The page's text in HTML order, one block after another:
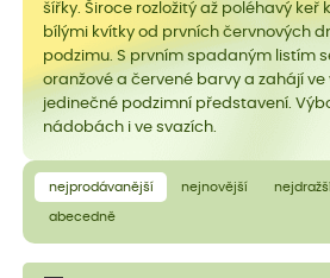
šířky. Široce rozložitý až poléhavý keř
bílými kvítky od prvních červnových
podzimu. S prvním spadaným listím
oranžové a červené barvy a zahájí
jedinečné podzimní představení.
nádobách i ve svazích.
nejprodávanější nejnovější
abecedně